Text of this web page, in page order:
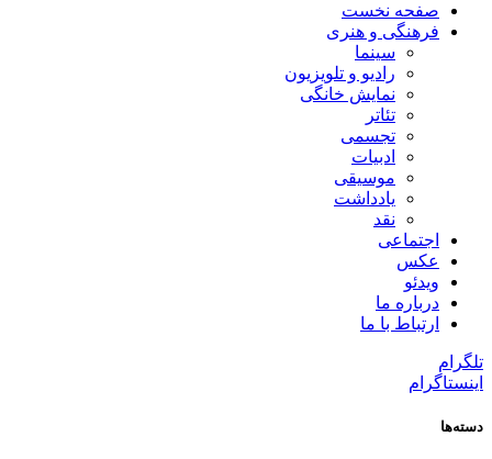
صفحه نخست
فرهنگی و هنری
سینما
رادیو و تلویزیون
نمایش خانگی
تئاتر
تجسمی
ادبیات
موسیقی
یادداشت
نقد
اجتماعی
عکس
ویدئو
درباره ما
ارتباط با ما
تلگرام
اینستاگرام
دسته‌ها